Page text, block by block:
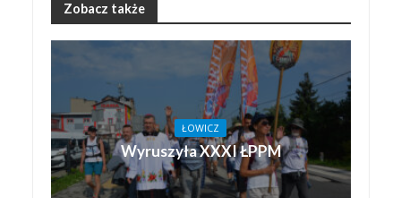
Zobacz także
ŁOWICZ
Wyruszyła XXXI ŁPPM